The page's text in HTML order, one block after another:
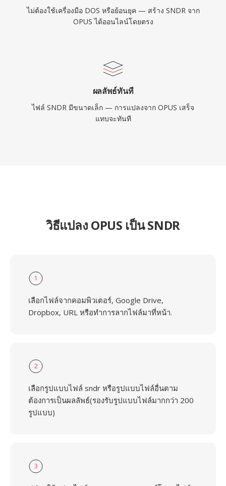
ไม่ต้องใช้เครื่องมือ DOS หรือย้อนยุค — สร้าง SNDR จาก
OPUS ได้ออนไลน์โดยตรง
ผลลัพธ์ทันที
ไฟล์ SNDR มีขนาดเล็ก — การแปลงจาก OPUS เสร็จ
แทบจะทันที
วิธีแปลง OPUS เป็น SNDR
1
เลือกไฟล์จากคอมพิวเตอร์, Google Drive,
Dropbox, URL หรือทำการลากไฟล์มาที่หน้า.
2
เลือกรูปแบบไฟล์ sndr หรือรูปแบบไฟล์อื่นตาม
ต้องการเป็นผลลัพธ์(รองรับรูปแบบไฟล์มากกว่า 200
รูปแบบ)
3